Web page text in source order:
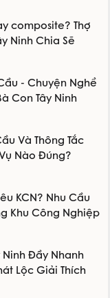
composite? Thợ
Ninh Chia Sẽ
- Chuyện Nghề
Con Tây Ninh
Và Thông Tắc
Nào Đúng?
KCN? Nhu Cầu
Khu Công Nghiệp
Ninh Đầy Nhanh
Lộc Giải Thích